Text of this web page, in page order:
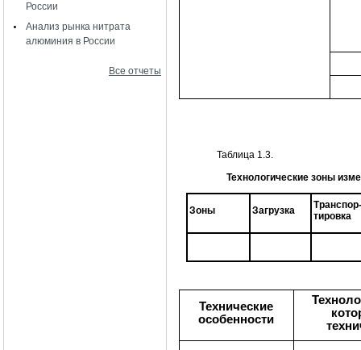
России
Анализ рынка нитрата
алюминия в России
Все отчеты
Таблица 1.3.
Технологические зоны
Зоны Загрузка
тировка
Технические
особенности